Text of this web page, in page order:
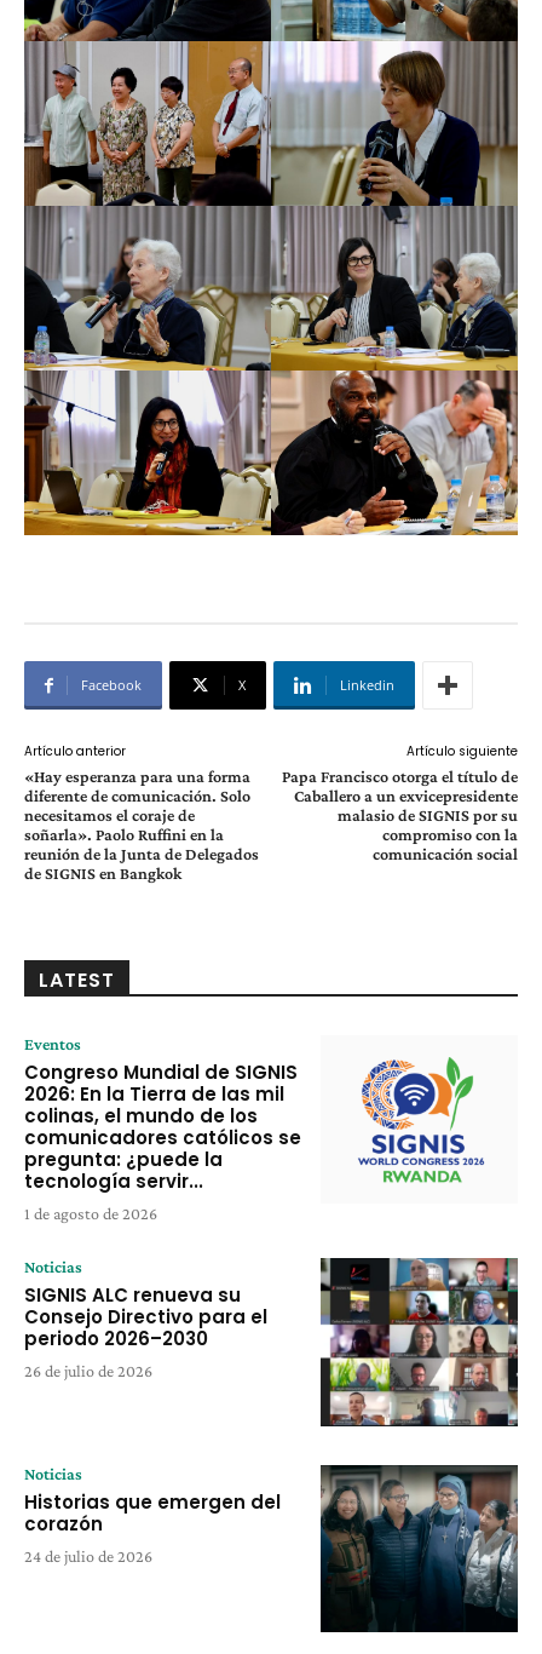
Facebook X Linkedin
Artículo anterior
«Hay esperanza para una forma
diferente de comunicación. Solo
necesitamos el coraje de
soñarla». Paolo Ruffini en la
reunión de la Junta de Delegados
de SIGNIS en Bangkok
Artículo siguiente
Papa Francisco otorga el título de
Caballero a un exvicepresidente
malasio de SIGNIS por su
compromiso con la
comunicación social
LATEST
Eventos
Congreso Mundial de SIGNIS
2026: En la Tierra de las mil
colinas, el mundo de los
comunicadores católicos se
pregunta: ¿puede la
tecnología servir...
1 de agosto de 2026
Noticias
SIGNIS ALC renueva su
Consejo Directivo para el
periodo 2026–2030
26 de julio de 2026
Noticias
Historias que emergen del
corazón
24 de julio de 2026